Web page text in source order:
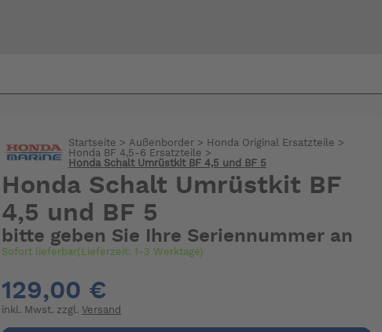
Startseite > Außenborder> Honda Original Ersatzteile >
Honda BF 4,5-6 Ersatzteile >
Honda Schalt Umrüstkit BF 4,5 und BF 5
Honda Schalt Umrüstkit BF
4,5 und BF 5
bitte geben Sie Ihre Seriennummer an
Sofort lieferbar(Lieferzeit: 1-3 Werktage)
129,00 €
inkl. Mwst. zzgl.Versand